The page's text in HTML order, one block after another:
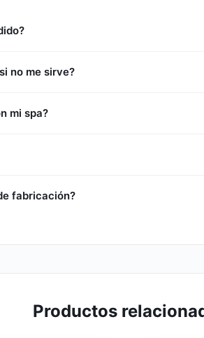
no me sirve?
mi spa?
fabricación?
Productos